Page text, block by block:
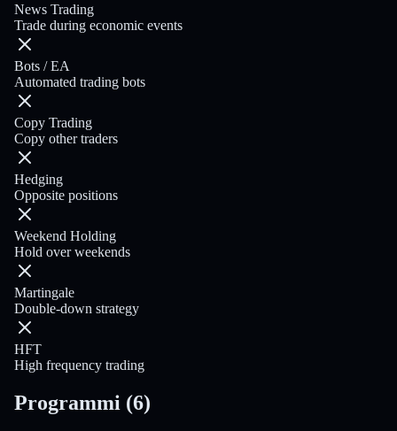
News Trading
Trade during economic events
Bots / EA
Automated trading bots
Copy Trading
Copy other traders
Hedging
Opposite positions
Weekend Holding
Hold over weekends
Martingale
Double-down strategy
HFT
High frequency trading
Programmi (6)